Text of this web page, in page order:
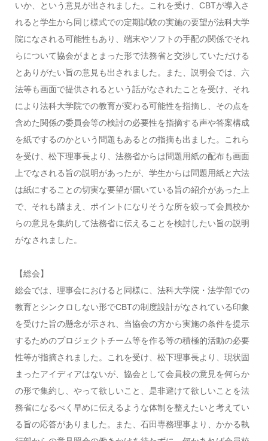
いか、という意見が出されました。これを受け、CBTが導入さ
れると学生から同じ様式での定期試験の実施の要望が法科大学
院になされる可能性もあり、端末やソフトの手配の関係でそれ
らについて協会がまとまった形で法務省と交渉していただける
とありがたい旨の意見も出されました。また、説明会では、六
法等も画面で提供されるという話がなされたことを受け、それ
により法科大学院での教育が変わる可能性を指摘し、その点を
含めた関係の委員会等の検討の必要性を指摘する声や答案構成
を紙でするのかという問題もあるとの指摘も出ました。これら
を受け、松下理事長より、法務省からは問題用紙の配布も画面
上でなされる旨の説明があったが、学生からは問題用紙と六法
は紙にすることの切実な要望が届いている旨の紹介があった上
で、それも踏まえ、ポイントになりそうな所を絞って会員校か
らの意見を集約して法務省に伝えることを検討したい旨の説明
がなされました。
【総会】
総会では、理事会におけると同様に、法科大学院・法学部での
教育とシンクロしない形でCBTの制度設計がなされている印象
を受けた旨の懸念が示され、当協会の方から実施の条件を提示
するためのプロジェクトチーム等を作る等の積極的活動の必要
性等が指摘されました。これを受け、松下理事長より、現状固
まったアイディアはないが、協会として会員校の意見を何らか
の形で集約し、やって欲しいこと、是非避けて欲しいことを法
務省になるべく早めに伝えるような体制を整えたいと考えてい
る旨の応答がありました。また、石田専務理事より、かかる執